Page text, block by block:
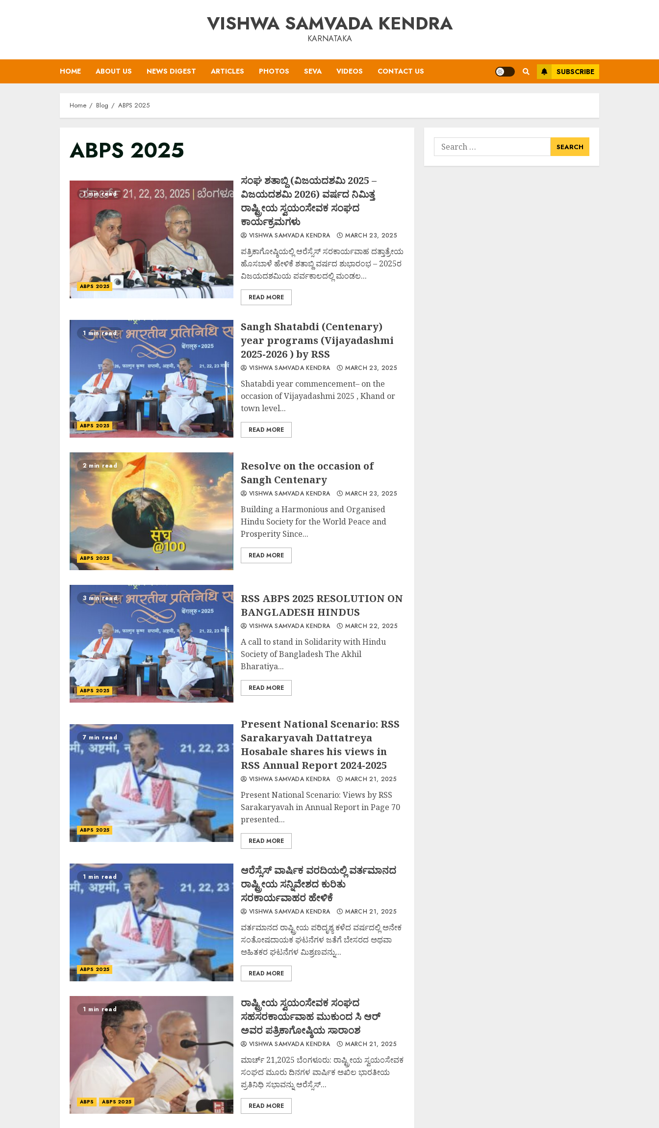
VISHWA SAMVADA KENDRA
KARNATAKA
HOME ABOUT US NEWS DIGEST ARTICLES PHOTOS SEVA VIDEOS CONTACT US SUBSCRIBE
Home Blog ABPS 2025
ABPS 2025
1 min read
ABPS 2025
ಸಂಘ ಶತಾಬ್ದಿ (ವಿಜಯದಶಮಿ 2025 –
ವಿಜಯದಶಮಿ 2026) ವರ್ಷದ ನಿಮಿತ್ತ
ರಾಷ್ಟ್ರೀಯ ಸ್ವಯಂಸೇವಕ ಸಂಘದ
ಕಾರ್ಯಕ್ರಮಗಳು
VISHWA SAMVADA KENDRA MARCH 23, 2025
ಪತ್ರಿಕಾಗೋಷ್ಠಿಯಲ್ಲಿ ಆರೆಸ್ಸೆಸ್ ಸರಕಾರ್ಯವಾಹ ದತ್ತಾತ್ರೇಯ
ಹೊಸಬಾಳೆ ಹೇಳಿಕೆ ಶತಾಬ್ದಿ ವರ್ಷದ ಶುಭಾರಂಭ – 2025ರ
ವಿಜಯದಶಮಿಯ ಪರ್ವಕಾಲದಲ್ಲಿ ಮಂಡಲ...
READ MORE
1 min read
ABPS 2025
Sangh Shatabdi (Centenary)
year programs (Vijayadashmi
2025-2026 ) by RSS
VISHWA SAMVADA KENDRA MARCH 23, 2025
Shatabdi year commencement– on the
occasion of Vijayadashmi 2025 , Khand or
town level...
READ MORE
2 min read
ABPS 2025
Resolve on the occasion of
Sangh Centenary
VISHWA SAMVADA KENDRA MARCH 23, 2025
Building a Harmonious and Organised
Hindu Society for the World Peace and
Prosperity Since...
READ MORE
3 min read
ABPS 2025
RSS ABPS 2025 RESOLUTION ON
BANGLADESH HINDUS
VISHWA SAMVADA KENDRA MARCH 22, 2025
A call to stand in Solidarity with Hindu
Society of Bangladesh The Akhil
Bharatiya...
READ MORE
7 min read
ABPS 2025
Present National Scenario: RSS
Sarakaryavah Dattatreya
Hosabale shares his views in
RSS Annual Report 2024-2025
VISHWA SAMVADA KENDRA MARCH 21, 2025
Present National Scenario: Views by RSS
Sarakaryavah in Annual Report in Page 70
presented...
READ MORE
1 min read
ABPS 2025
ಆರೆಸ್ಸೆಸ್ ವಾರ್ಷಿಕ ವರದಿಯಲ್ಲಿ ವರ್ತಮಾನದ
ರಾಷ್ಟ್ರೀಯ ಸನ್ನಿವೇಶದ ಕುರಿತು
ಸರಕಾರ್ಯವಾಹರ ಹೇಳಿಕೆ
VISHWA SAMVADA KENDRA MARCH 21, 2025
ವರ್ತಮಾನದ ರಾಷ್ಟ್ರೀಯ ಪರಿದೃಶ್ಯ ಕಳೆದ ವರ್ಷದಲ್ಲಿ ಅನೇಕ
ಸಂತೋಷದಾಯಕ ಘಟನೆಗಳ ಜತೆಗೆ ಬೇಸರದ ಅಥವಾ
ಅಹಿತಕರ ಘಟನೆಗಳ ಮಿಶ್ರಣವನ್ನು...
READ MORE
1 min read
ABPS ABPS 2025
ರಾಷ್ಟ್ರೀಯ ಸ್ವಯಂಸೇವಕ ಸಂಘದ
ಸಹಸರಕಾರ್ಯವಾಹ ಮುಕುಂದ ಸಿ ಆರ್
ಅವರ ಪತ್ರಿಕಾಗೋಷ್ಠಿಯ ಸಾರಾಂಶ
VISHWA SAMVADA KENDRA MARCH 21, 2025
ಮಾರ್ಚ್ 21,2025 ಬೆಂಗಳೂರು: ರಾಷ್ಟ್ರೀಯ ಸ್ವಯಂಸೇವಕ
ಸಂಘದ ಮೂರು ದಿನಗಳ ವಾರ್ಷಿಕ ಅಖಿಲ ಭಾರತೀಯ
ಪ್ರತಿನಿಧಿ ಸಭಾವನ್ನು ಆರೆಸ್ಸೆಸ್...
READ MORE
Search
for: